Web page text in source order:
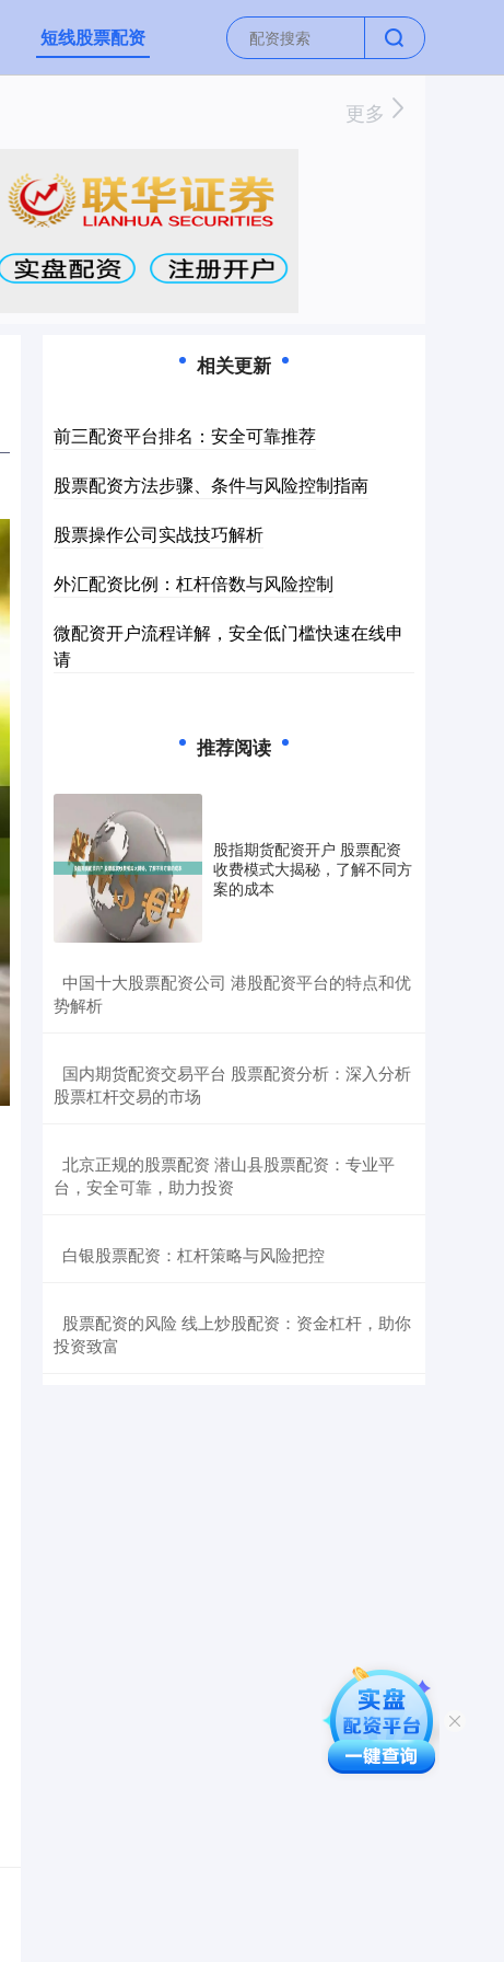
短线股票配资
更多
相关更新
前三配资平台排名：安全可靠推荐
股票配资方法步骤、条件与风险控制指南
股票操作公司实战技巧解析
外汇配资比例：杠杆倍数与风险控制
微配资开户流程详解，安全低门槛快速在线申
请
推荐阅读
股指期货配资开户 股票配资
收费模式大揭秘，了解不同方
案的成本
​中国十大股票配资公司 港股配资平台的特点和优
势解析
​国内期货配资交易平台 股票配资分析：深入分析
股票杠杆交易的市场
​北京正规的股票配资 潜山县股票配资：专业平
台，安全可靠，助力投资
​白银股票配资：杠杆策略与风险把控
​股票配资的风险 线上炒股配资：资金杠杆，助你
投资致富